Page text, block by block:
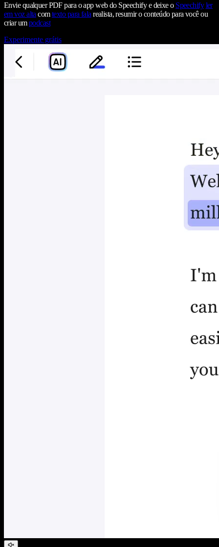
Envie qualquer PDF para o app web do Speechify e deixe o Speechify ler
em voz alta comtexto para fala realista, resumir o conteúdo para você ou
criar umpodcast
Experimente grátis